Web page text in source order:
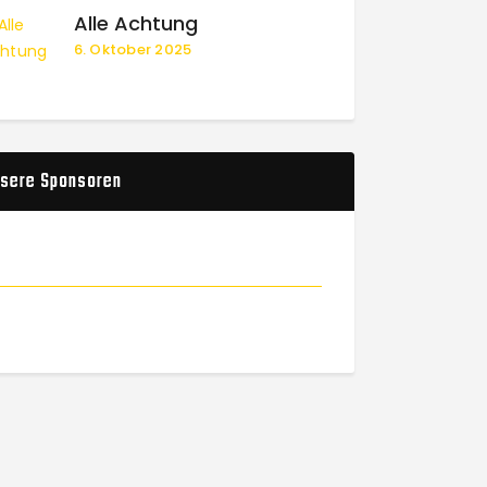
Alle Achtung
6. Oktober 2025
Sponsoren